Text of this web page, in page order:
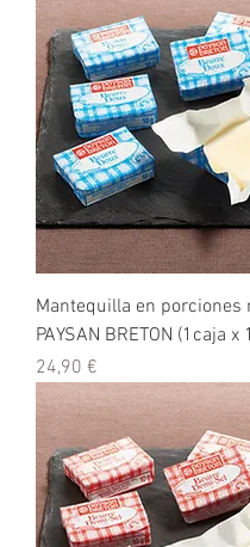
Mantequilla en porciones
PAYSAN BRETON (1caja x
Precio
24,90 €